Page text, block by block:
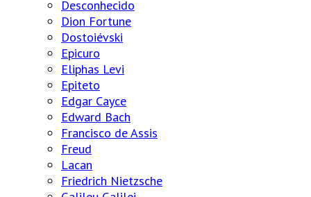
Desconhecido
Dion Fortune
Dostoiévski
Epicuro
Eliphas Levi
Epiteto
Edgar Cayce
Edward Bach
Francisco de Assis
Freud
Lacan
Friedrich Nietzsche